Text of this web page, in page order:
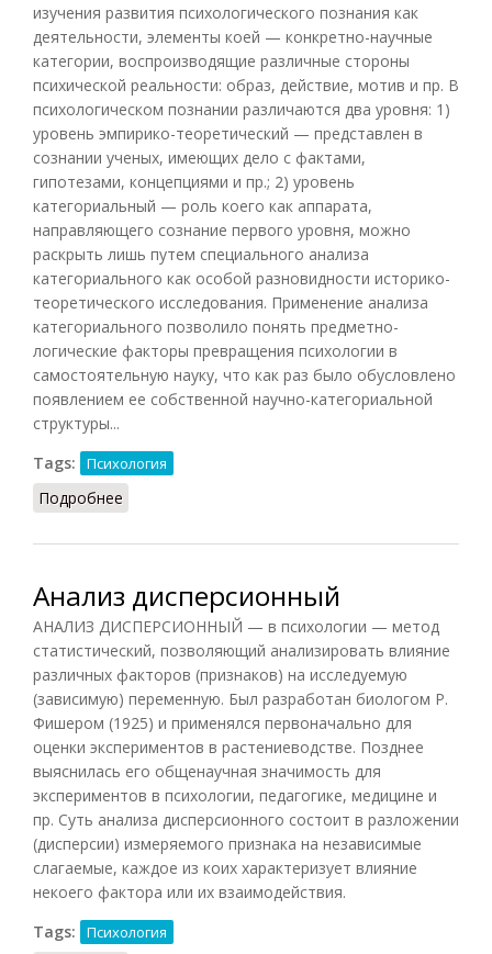
изучения развития психологического познания как
деятельности, элементы коей — конкретно-научные
категории, воспроизводящие различные стороны
психической реальности: образ, действие, мотив и пр. В
психологическом познании различаются два уровня: 1)
уровень эмпирико-теоретический — представлен в
сознании ученых, имеющих дело с фактами,
гипотезами, концепциями и пр.; 2) уровень
категориальный — роль коего как аппарата,
направляющего сознание первого уровня, можно
раскрыть лишь путем специального анализа
категориального как особой разновидности историко-
теоретического исследования. Применение анализа
категориального позволило понять предметно-
логические факторы превращения психологии в
самостоятельную науку, что как раз было обусловлено
появлением ее собственной научно-категориальной
структуры...
Tags:
Психология
Подробнее
Анализ дисперсионный
АНАЛИЗ ДИСПЕРСИОННЫЙ — в психологии — метод
статистический, позволяющий анализировать влияние
различных факторов (признаков) на исследуемую
(зависимую) переменную. Был разработан биологом Р.
Фишером (1925) и применялся первоначально для
оценки экспериментов в растениеводстве. Позднее
выяснилась его общенаучная значимость для
экспериментов в психологии, педагогике, медицине и
пр. Суть анализа дисперсионного состоит в разложении
(дисперсии) измеряемого признака на независимые
слагаемые, каждое из коих характеризует влияние
некоего фактора или их взаимодействия.
Tags:
Психология